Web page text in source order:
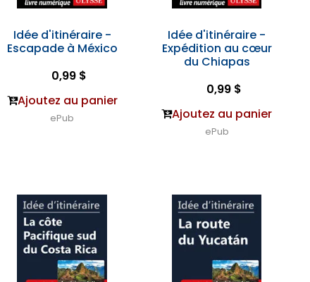
Idée d'itinéraire -
Escapade à México
0,99 $
Ajoutez au panier
ePub
Idée d'itinéraire -
Expédition au cœur
du Chiapas
0,99 $
Ajoutez au panier
ePub